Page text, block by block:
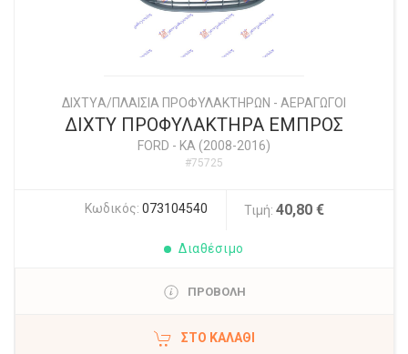
ΔΙΧΤYΑ/ΠΛΑΙΣΙΑ ΠΡΟΦΥΛΑΚΤΗΡΩΝ - ΑΕΡΑΓΩΓΟΙ
ΔΙΧΤΥ ΠΡΟΦΥΛΑΚΤΗΡΑ ΕΜΠΡΟΣ
FORD - KA (2008-2016)
#75725
Κωδικός: 073104540 Τιμή: 40,80 €
Διαθέσιμο
ΠΡΟΒΟΛΗ
ΣΤΟ ΚΑΛΆΘΙ